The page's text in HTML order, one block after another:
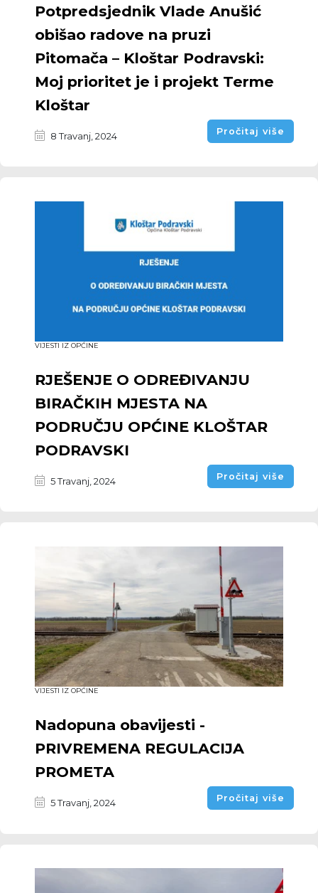
Potpredsjednik Vlade Anušić
obišao radove na pruzi
Pitomača – Kloštar Podravski:
Moj prioritet je i projekt Terme
Kloštar
8 Travanj, 2024 Pročitaj više
VIJESTI IZ OPĆINE
RJEŠENJE O ODREĐIVANJU
BIRAČKIH MJESTA NA
PODRUČJU OPĆINE KLOŠTAR
PODRAVSKI
5 Travanj, 2024 Pročitaj više
VIJESTI IZ OPĆINE
Nadopuna obavijesti -
PRIVREMENA REGULACIJA
PROMETA
5 Travanj, 2024 Pročitaj više